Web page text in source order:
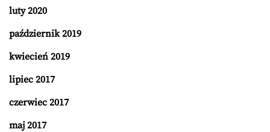
luty 2020
październik 2019
kwiecień 2019
lipiec 2017
czerwiec 2017
maj 2017